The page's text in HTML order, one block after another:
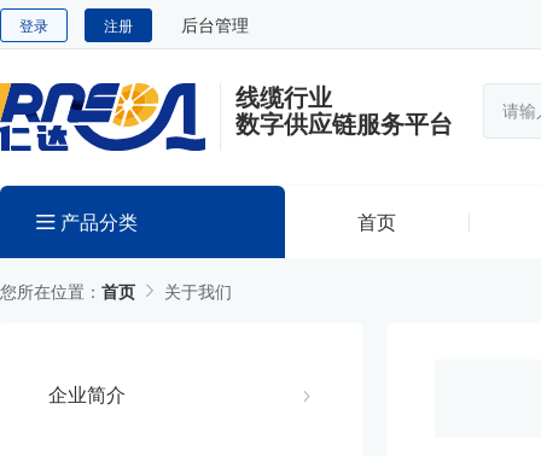
登录 注册 后台管理
线缆行业
数字供应链服务平台
产品分类 首页
您所在位置： 首页 关于我们
企业简介